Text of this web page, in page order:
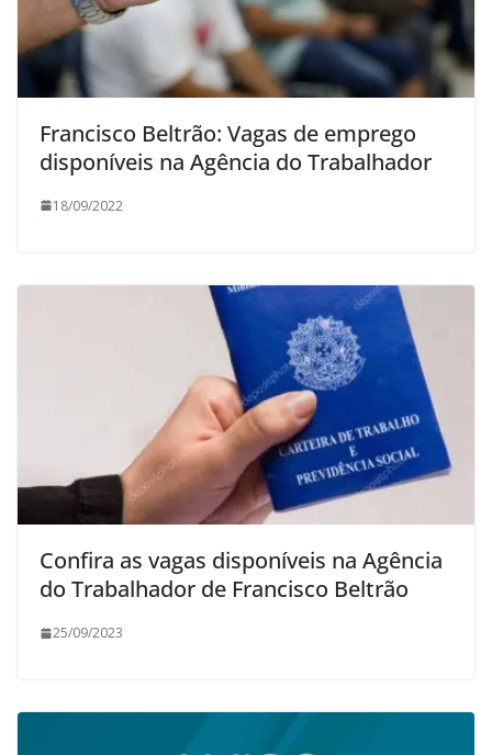
Francisco Beltrão: Vagas de emprego
disponíveis na Agência do Trabalhador
18/09/2022
Confira as vagas disponíveis na Agência
do Trabalhador de Francisco Beltrão
25/09/2023